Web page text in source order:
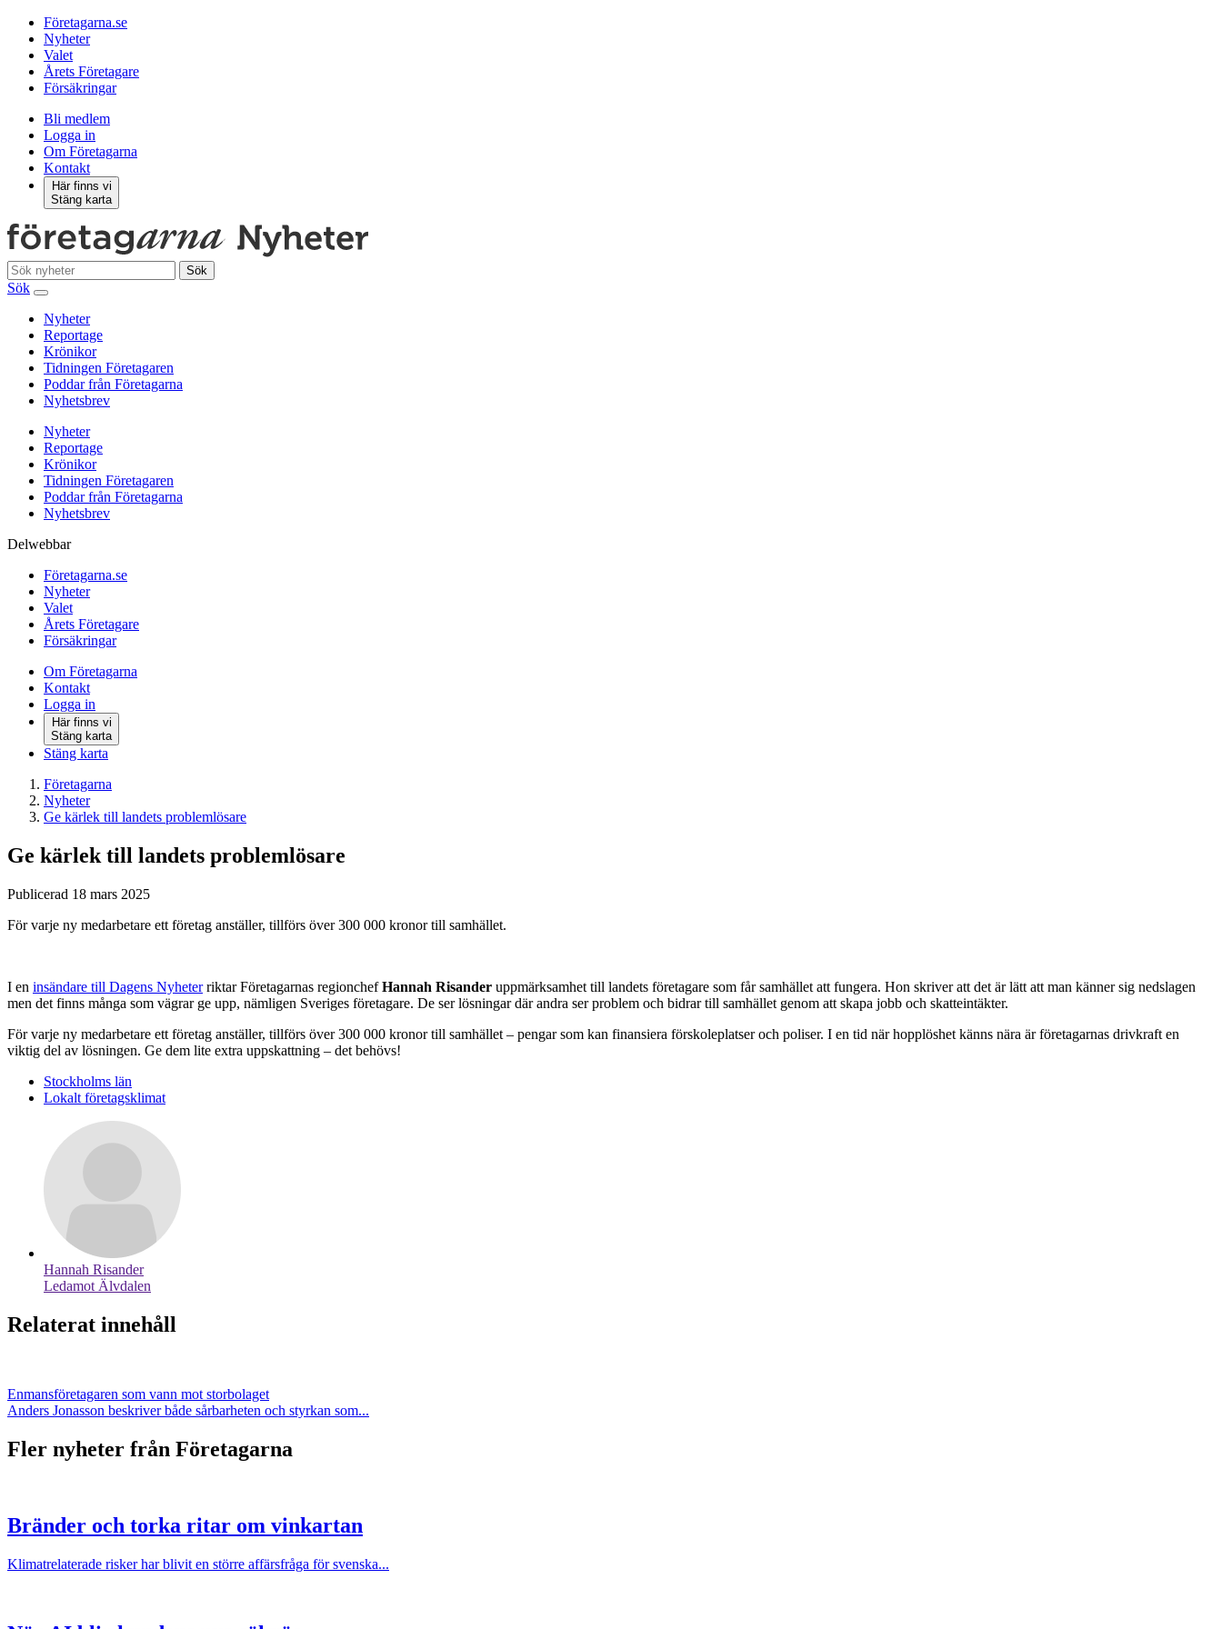
Företagarna.se
Nyheter
Valet
Årets Företagare
Försäkringar
Bli medlem
Logga in
Om Företagarna
Kontakt
Här finns vi
Stäng karta
Sök
Sök
Nyheter
Reportage
Krönikor
Tidningen Företagaren
Poddar från Företagarna
Nyhetsbrev
Nyheter
Reportage
Krönikor
Tidningen Företagaren
Poddar från Företagarna
Nyhetsbrev
Delwebbar
Företagarna.se
Nyheter
Valet
Årets Företagare
Försäkringar
Om Företagarna
Kontakt
Logga in
Här finns vi
Stäng karta
Stäng karta
Företagarna
Nyheter
Ge kärlek till landets problemlösare
Ge kärlek till landets problemlösare
Publicerad 18 mars 2025
För varje ny medarbetare ett företag anställer, tillförs över 300 000 kronor till samhället.
I en insändare till Dagens Nyheterriktar Företagarnas regionchefHannah Risander uppmärksamhet till landets företagare som får samhället att fungera. Hon skriver att det är lätt att man känner sig nedslagen
men det finns många som vägrar ge upp, nämligen Sveriges företagare. De ser lösningar där andra ser problem och bidrar till samhället genom att skapa jobb och skatteintäkter.
För varje ny medarbetare ett företag anställer, tillförs över 300 000 kronor till samhället – pengar som kan finansiera förskoleplatser och poliser. I en tid när hopplöshet känns nära är företagarnas drivkraft en
viktig del av lösningen. Ge dem lite extra uppskattning – det behövs!
Stockholms län
Lokalt företagsklimat
Hannah Risander
Ledamot Älvdalen
Relaterat innehåll
Enmansföretagaren som vann mot storbolaget
Anders Jonasson beskriver både sårbarheten och styrkan som...
Fler nyheter från Företagarna
Bränder och torka ritar om vinkartan
Klimatrelaterade risker har blivit en större affärsfråga för svenska...